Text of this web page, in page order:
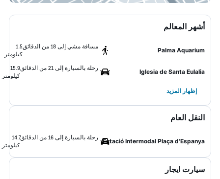
أشهر المعالم
Palma Aquarium
مسافة مشي إلى 18 من الدقائق
1.5
كيلومتر
Iglesia de Santa Eulalia
رحلة بالسيارة إلى 21 من الدقائق
15.9
كيلومتر
إظهار المزيد
النقل العام
Estació Intermodal Plaça d'Espanya
رحلة بالسيارة إلى 16 من الدقائق
14.7
كيلومتر
سيارت ايجار